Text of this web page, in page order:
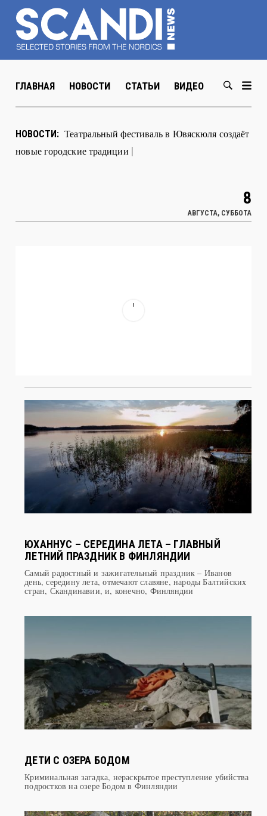
ГЛАВНАЯ НОВОСТИ СТАТЬИ ВИДЕО ABOUT US
НОВОСТИ: В Хельсинки от|
АВГУСТА, СУББОТА
ЛЕТНИЙ ПРАЗДНИК В ФИНЛЯНДИИ
Самый радостный и зажигательный праздник – Иванов
день, середину лета, отмечают славяне, народы Балтийских
стран, Скандинавии, и, конечно, Финляндии
Криминальная загадка, нераскрытое преступление убийства
подростков на озере Бодом в Финляндии